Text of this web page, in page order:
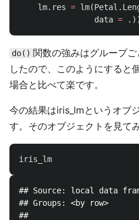
lm.res = lm(
data = .
do() 関数の強みはグループ
したので、このようにすると
場合と比べて楽です。
今の結果はiris_lmというオブ
す。そのオブジェクトを見て
iris_lm
## Source: local data
## Groups: <by row>
##